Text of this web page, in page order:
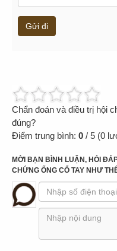
Gửi đi
Chẩn đoán và điều trị hội
đúng?
Điểm trung bình: 0 / 5 (0
MỜI BẠN BÌNH LUẬN, HỎI
CHỨNG ỐNG CỔ TAY NHƯ